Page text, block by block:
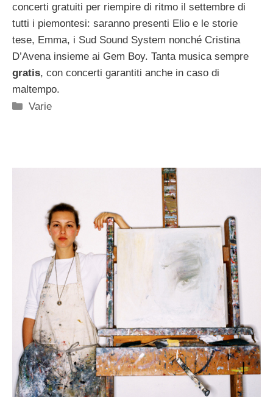
concerti gratuiti per riempire di ritmo il settembre di
tutti i piemontesi: saranno presenti Elio e le storie
tese, Emma, i Sud Sound System nonché Cristina
D’Avena insieme ai Gem Boy. Tanta musica sempre
gratis, con concerti garantiti anche in caso di
maltempo.
Categorie
Varie